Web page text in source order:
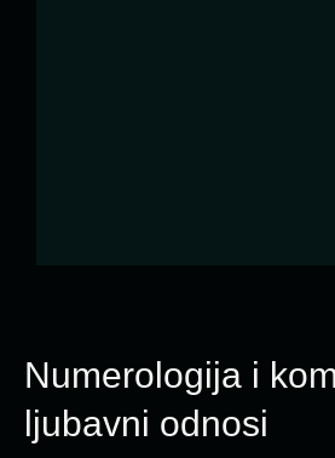
Numerologija i
ljubavni odnosi